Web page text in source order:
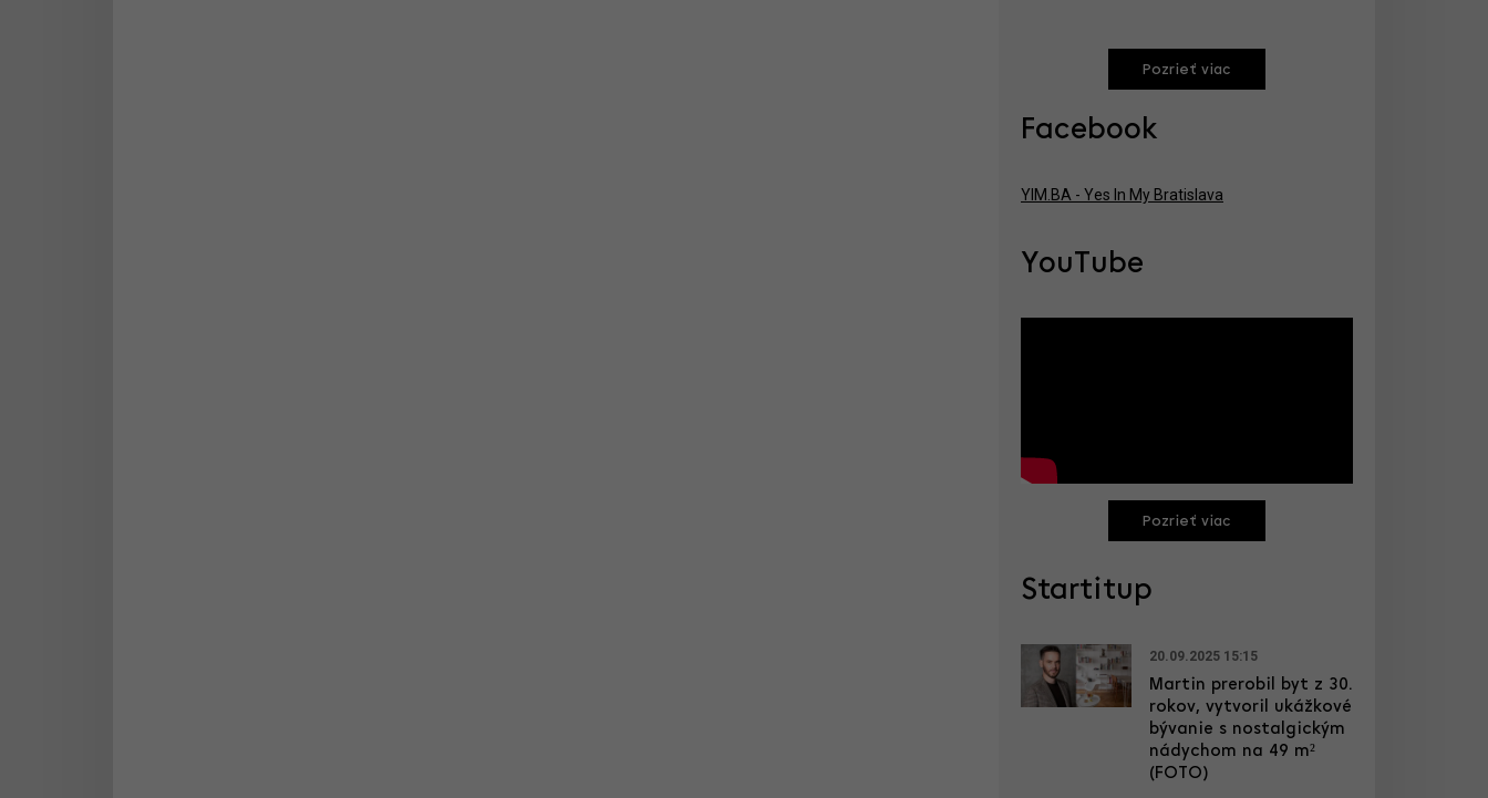
Pozrieť viac
Facebook
YIM.BA - Yes In My Bratislava
YouTube
Pozrieť viac
Startitup
20.09.2025 15:15
Martin prerobil byt z 30.
rokov, vytvoril ukážkové
bývanie s nostalgickým
nádychom na 49 m²
(FOTO)